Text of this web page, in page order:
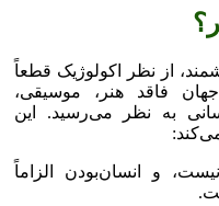
از نظر اکولوژیک قطعاً
فاقد هنر، موسیقی،
به نظر می‌رسید. این
و انسان‌بودن الزاماً